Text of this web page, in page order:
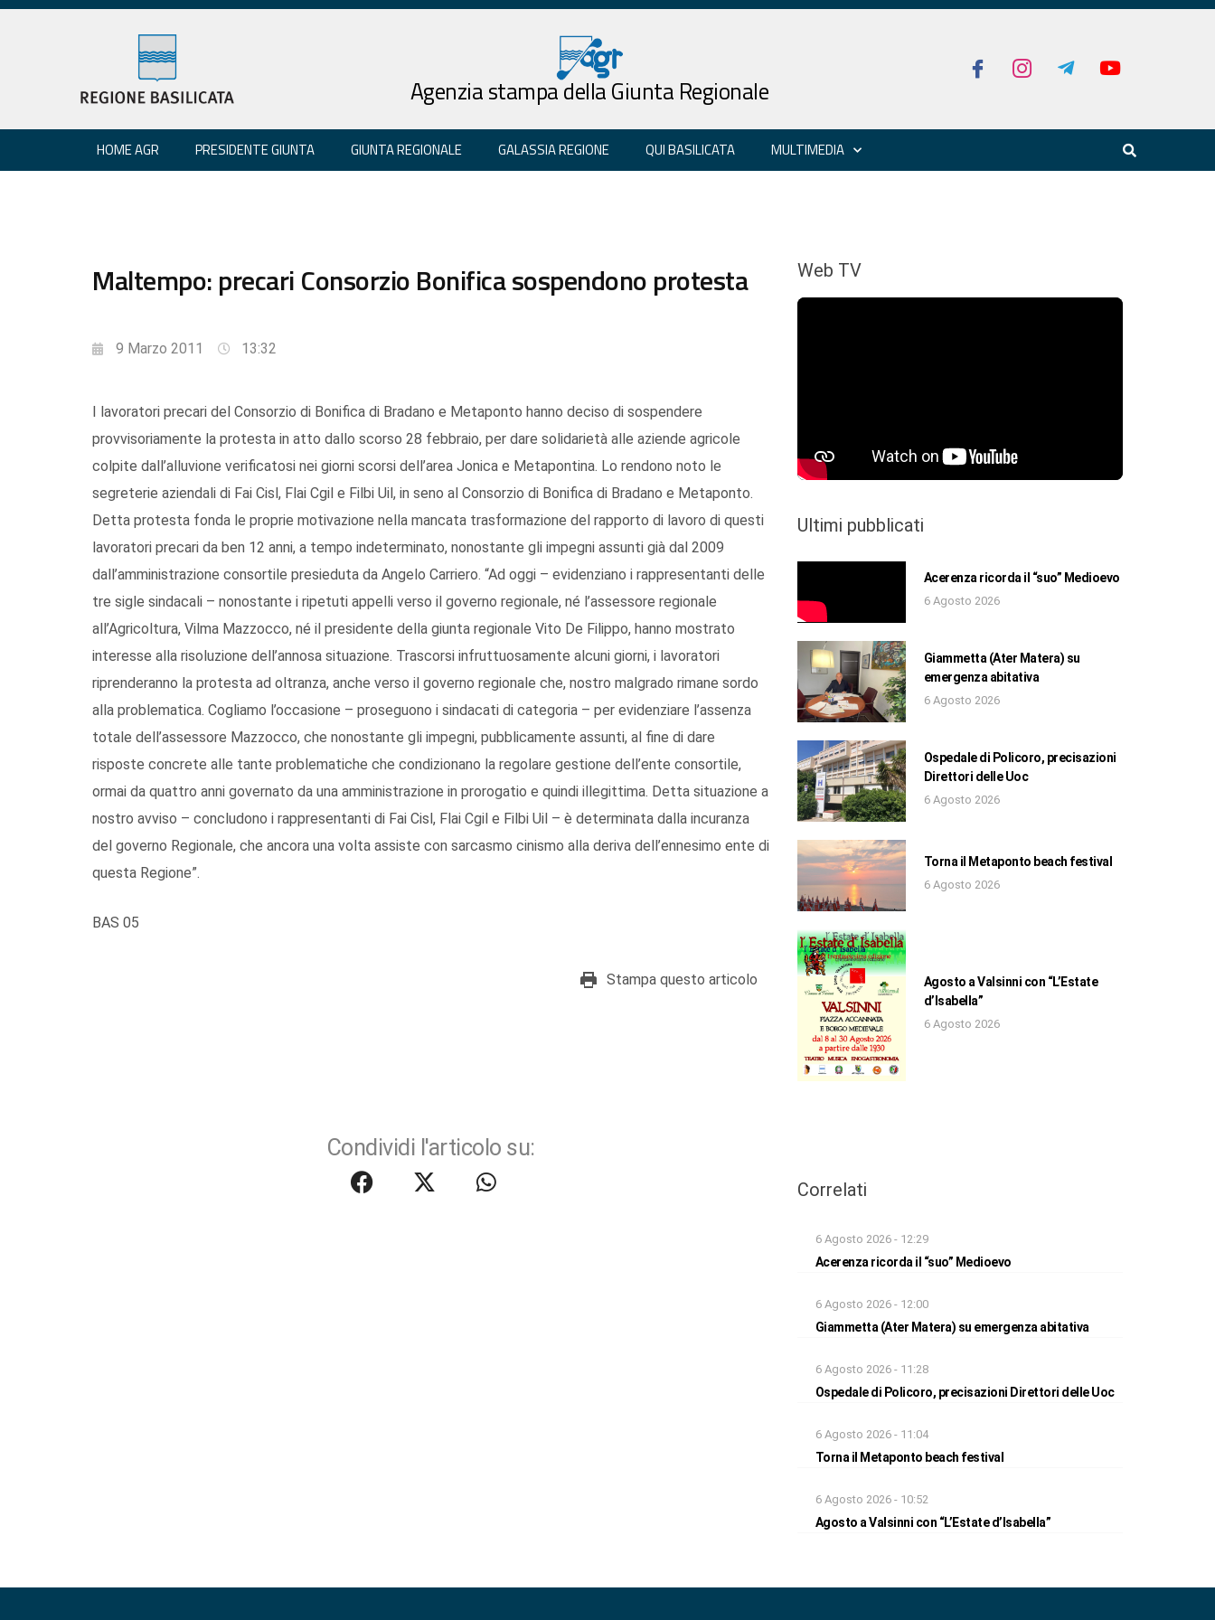
Agenzia stampa della Giunta Regionale
HOME AGR PRESIDENTE GIUNTA GIUNTA REGIONALE GALASSIA REGIONE QUI BASILICATA MULTIMEDIA
Maltempo: precari Consorzio Bonifica sospendono protesta
9 Marzo 2011 13:32
I lavoratori precari del Consorzio di Bonifica di Bradano e Metaponto hanno deciso di sospendere
provvisoriamente la protesta in atto dallo scorso 28 febbraio, per dare solidarietà alle aziende agricole
colpite dall’alluvione verificatosi nei giorni scorsi dell’area Jonica e Metapontina. Lo rendono noto le
segreterie aziendali di Fai Cisl, Flai Cgil e Filbi Uil, in seno al Consorzio di Bonifica di Bradano e Metaponto.
Detta protesta fonda le proprie motivazione nella mancata trasformazione del rapporto di lavoro di questi
lavoratori precari da ben 12 anni, a tempo indeterminato, nonostante gli impegni assunti già dal 2009
dall’amministrazione consortile presieduta da Angelo Carriero. “Ad oggi – evidenziano i rappresentanti delle
tre sigle sindacali – nonostante i ripetuti appelli verso il governo regionale, né l’assessore regionale
all’Agricoltura, Vilma Mazzocco, né il presidente della giunta regionale Vito De Filippo, hanno mostrato
interesse alla risoluzione dell’annosa situazione. Trascorsi infruttuosamente alcuni giorni, i lavoratori
riprenderanno la protesta ad oltranza, anche verso il governo regionale che, nostro malgrado rimane sordo
alla problematica. Cogliamo l’occasione – proseguono i sindacati di categoria – per evidenziare l’assenza
totale dell’assessore Mazzocco, che nonostante gli impegni, pubblicamente assunti, al fine di dare
risposte concrete alle tante problematiche che condizionano la regolare gestione dell’ente consortile,
ormai da quattro anni governato da una amministrazione in prorogatio e quindi illegittima. Detta situazione a
nostro avviso – concludono i rappresentanti di Fai Cisl, Flai Cgil e Filbi Uil – è determinata dalla incuranza
del governo Regionale, che ancora una volta assiste con sarcasmo cinismo alla deriva dell’ennesimo ente di
questa Regione”.
BAS 05
Stampa questo articolo
Condividi l'articolo su:
Web TV
Ultimi pubblicati
Acerenza ricorda il “suo” Medioevo
6 Agosto 2026
Giammetta (Ater Matera) su
emergenza abitativa
6 Agosto 2026
Ospedale di Policoro, precisazioni
Direttori delle Uoc
6 Agosto 2026
Torna il Metaponto beach festival
6 Agosto 2026
Agosto a Valsinni con “L’Estate
d’Isabella”
6 Agosto 2026
Correlati
6 Agosto 2026 - 12:29
Acerenza ricorda il “suo” Medioevo
6 Agosto 2026 - 12:00
Giammetta (Ater Matera) su emergenza abitativa
6 Agosto 2026 - 11:28
Ospedale di Policoro, precisazioni Direttori delle Uoc
6 Agosto 2026 - 11:04
Torna il Metaponto beach festival
6 Agosto 2026 - 10:52
Agosto a Valsinni con “L’Estate d’Isabella”